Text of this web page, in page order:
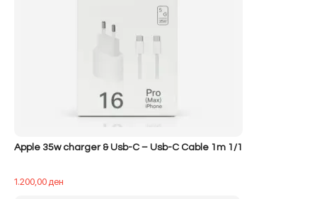
Apple 35w charger & Usb-C – Usb-C Cable 1m 1/1
1.200,00ден